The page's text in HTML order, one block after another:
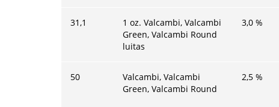
31,1
1 oz. Valcambi, Valcambi
Green, Valcambi Round
luitas
3,0 %
50
Valcambi, Valcambi
Green, Valcambi Round
2,5 %